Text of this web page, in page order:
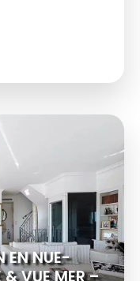
EN NUE-
& VUE MER –